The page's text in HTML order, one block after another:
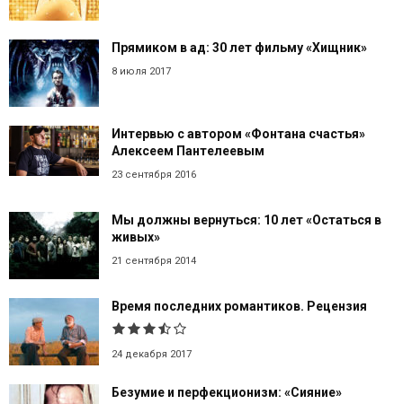
Прямиком в ад: 30 лет фильму «Хищник»
8 июля 2017
Интервью с автором «Фонтана счастья»
Алексеем Пантелеевым
23 сентября 2016
Мы должны вернуться: 10 лет «Остаться в
живых»
21 сентября 2014
Время последних романтиков. Рецензия
24 декабря 2017
Безумие и перфекционизм: «Сияние»